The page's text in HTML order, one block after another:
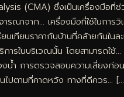
(CMA) ซึ่งเป็นเครื่องมือที่ช่ว
ณาจาก… เครื่องมือที่ใช้ในการ
ยบราคากับบ้านที่คล้ายกันในล
รในบริเวณนั้น โดยสามารถใ
รตรวจสอบความเสี่ยงก่อนกา
ไปตามที่คาดหวัง ทางที่ดีควร…